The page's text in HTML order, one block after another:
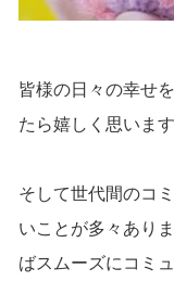
皆様の日々の幸せ
たら嬉しく思います
そして世代間のコ
いことが多々あり
ばスムーズにコミ